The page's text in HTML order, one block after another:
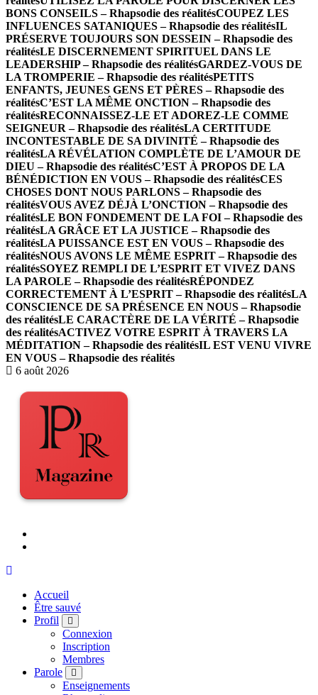
BONS CONSEILS – Rhapsodie des réalitésCOUPEZ LES
INFLUENCES SATANIQUES – Rhapsodie des réalitésIL
PRÉSERVE TOUJOURS SON DESSEIN – Rhapsodie des
réalitésLE DISCERNEMENT SPIRITUEL DANS LE
LEADERSHIP – Rhapsodie des réalitésGARDEZ-VOUS DE
LA TROMPERIE – Rhapsodie des réalitésPETITS
ENFANTS, JEUNES GENS ET PÈRES – Rhapsodie des
réalitésC’EST LA MÊME ONCTION – Rhapsodie des
réalitésRECONNAISSEZ-LE ET ADOREZ-LE COMME
SEIGNEUR – Rhapsodie des réalitésLA CERTITUDE
INCONTESTABLE DE SA DIVINITÉ – Rhapsodie des
réalitésLA RÉVÉLATION COMPLÈTE DE L’AMOUR DE
DIEU – Rhapsodie des réalitésC’EST À PROPOS DE LA
BÉNÉDICTION EN VOUS – Rhapsodie des réalitésCES
CHOSES DONT NOUS PARLONS – Rhapsodie des
réalitésVOUS AVEZ DÉJÀ L’ONCTION – Rhapsodie des
réalitésLE BON FONDEMENT DE LA FOI – Rhapsodie des
réalitésLA GRÂCE ET LA JUSTICE – Rhapsodie des
réalitésLA PUISSANCE EST EN VOUS – Rhapsodie des
réalitésNOUS AVONS LE MÊME ESPRIT – Rhapsodie des
réalitésSOYEZ REMPLI DE L’ESPRIT ET VIVEZ DANS
LA PAROLE – Rhapsodie des réalitésRÉPONDEZ
CORRECTEMENT À L’ESPRIT – Rhapsodie des réalitésLA
CONSCIENCE DE SA PRÉSENCE EN NOUS – Rhapsodie
des réalitésLE CARACTÈRE DE LA VÉRITÉ – Rhapsodie
des réalitésACTIVEZ VOTRE ESPRIT À TRAVERS LA
MÉDITATION – Rhapsodie des réalitésIL EST VENU VIVRE
EN VOUS – Rhapsodie des réalités
6 août 2026
Accueil
Être sauvé
Profil
Connexion
Inscription
Membres
Parole
Enseignements